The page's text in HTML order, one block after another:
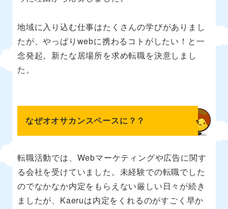
地域に入り込む仕事はたくさんの学びがありまし
たが、やっぱりwebに携わるコトがしたい！と一
念発起。新たな居場所を求め転職を決意しまし
た。
なぜオオサカンスペースに？？
転職活動では、Webマーケティングや広告に関す
る会社を受けていました。未経験での転職でした
のでなかなか内定をもらえない厳しい日々が続き
ましたが、Kaeruは内定をくれるのがすごく早か